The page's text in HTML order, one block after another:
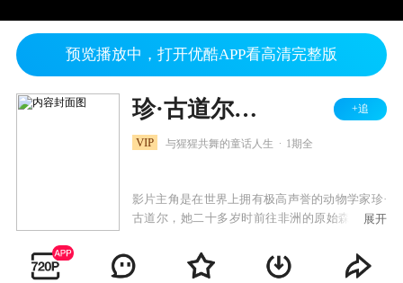
预览播放中，打开优酷APP看高清完整版
珍·古道尔的传奇一生 +追
VIP 与猩猩共舞的童话人生 1期全
影片主角是在世界上拥有极高声誉的动物学家珍·
古道尔，她二十多岁时前往非洲的原始森林，为
涯，后来常年奔走于世界各地，呼吁人们保护野
生动物、保护地球环境。 导演布莱特·摩根尤其擅
展开